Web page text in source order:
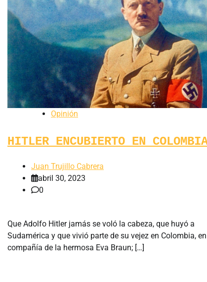
Opinión
HITLER ENCUBIERTO EN
Juan Trujillo Cabrera
abril 30, 2023
0
Que Adolfo Hitler jamás se voló la cabeza, que huyó a
Sudamérica y que vivió parte de su vejez en Colombia, en
compañía de la hermosa Eva Braun; […]